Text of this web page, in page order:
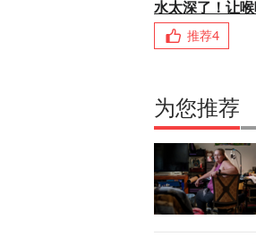
水太深了！让
推荐4
为您推荐